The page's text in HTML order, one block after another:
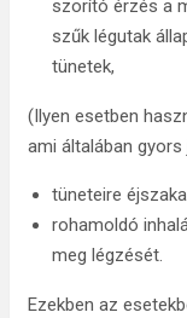
szorító érzés a
szűk légutak
tünetek,
(Ilyen esetben
ami általában
tüneteire
rohamoldó
meg légzését.
Ezekben az